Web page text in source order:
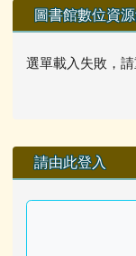
圖書館數位資
選單載入失敗，請
右邊區域內容
請由此登入